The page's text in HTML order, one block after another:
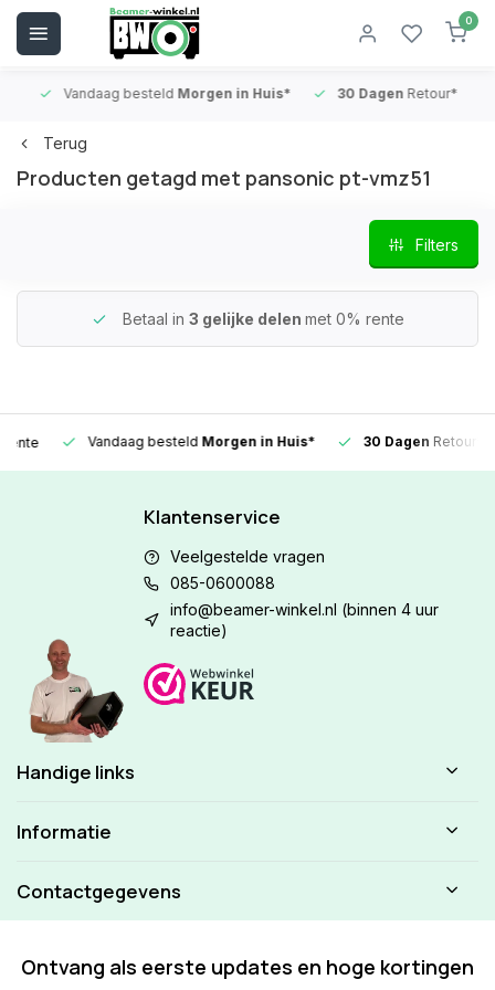
0
Vandaag besteldMorgen in Huis* 30 DagenRetour*
Terug
Producten getagd met pansonic pt-vmz51
Filters
Betaal in 3 gelijke delen met 0% rente
Vandaag besteldMorgen in Huis* 30 DagenRetour*
Klantenservice
Veelgestelde vragen
085-0600088
info@beamer-winkel.nl (binnen 4 uur
reactie)
Handige links
Informatie
Contactgegevens
Ontvang als eerste updates en hoge kortingen